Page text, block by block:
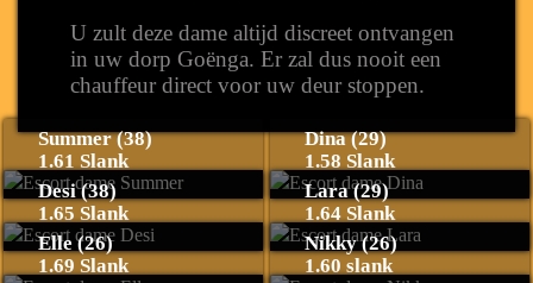
U zult deze dame altijd discreet ontvangen
in uw dorp Goënga. Er zal dus nooit een
chauffeur direct voor uw deur stoppen.
Summer (38)
1.61 Slank
Dina (29)
1.58 Slank
Desi (38)
1.65 Slank
Lara (29)
1.64 Slank
Elle (26)
1.69 Slank
Nikky (26)
1.60 slank